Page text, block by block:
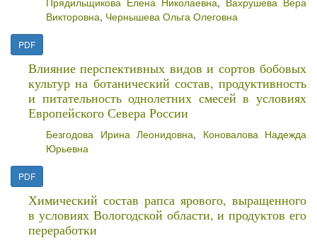
Викторовна, Чернышева Ольга Олеговна
PDF
Влияние перспективных видов и сортов бобовых
культур на ботанический состав, продуктивность
и питательность однолетних смесей в условиях
Европейского Севера России
Безгодова Ирина Леонидовна, Коновалова Надежда
Юрьевна
PDF
Химический состав рапса ярового, выращенного
в условиях Вологодской области, и продуктов его
переработки